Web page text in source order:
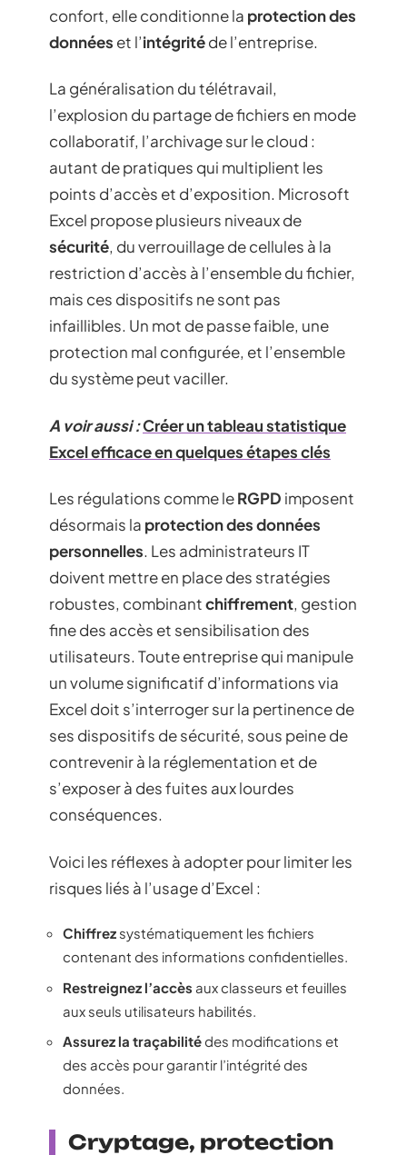
confort, elle conditionne la protection des
données et l’intégritéde l’entreprise.
La généralisation du télétravail,
l’explosion du partage de fichiers en mode
collaboratif, l’archivage sur le cloud :
autant de pratiques qui multiplient les
points d’accès et d’exposition. Microsoft
Excel propose plusieurs niveaux de
sécurité, du verrouillage de cellules à la
restriction d’accès à l’ensemble du fichier,
mais ces dispositifs ne sont pas
infaillibles. Un mot de passe faible, une
protection mal configurée, et l’ensemble
du système peut vaciller.
A voir aussi :Créer un tableau statistique
Excel efficace en quelques étapes clés
Les régulations comme leRGPD imposent
désormais la protection des données
personnelles. Les administrateurs IT
doivent mettre en place des stratégies
robustes, combinantchiffrement, gestion
fine des accès et sensibilisation des
utilisateurs. Toute entreprise qui manipule
un volume significatif d’informations via
Excel doit s’interroger sur la pertinence de
ses dispositifs de sécurité, sous peine de
contrevenir à la réglementation et de
s’exposer à des fuites aux lourdes
conséquences.
Voici les réflexes à adopter pour limiter les
risques liés à l’usage d’Excel :
Chiffrez systématiquement les fichiers
contenant des informations confidentielles.
Restreignez l’accès aux classeurs et feuilles
aux seuls utilisateurs habilités.
Assurez la traçabilitédes modifications et
des accès pour garantir l’intégrité des
données.
Cryptage, protection